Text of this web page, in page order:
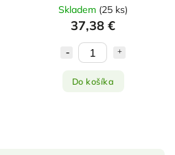
Skladem (25 ks)
37,38 €
Do košíka